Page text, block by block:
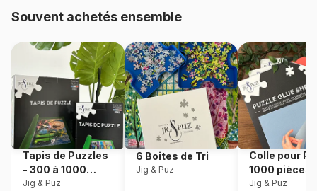
Référence Grafika-T-00427
EAN 3663384504273
Nombre de pièces 1500 pièces
Dimensions 85 x 60 cm
Matière primaire
Souvent achetés ensemble
Tapis de Puzzles
- 300 à 1000
pièces
Jig & Puz
6 Boites de Tri
Jig & Puz
Colle pour
1000 pièces
Jig & Puz